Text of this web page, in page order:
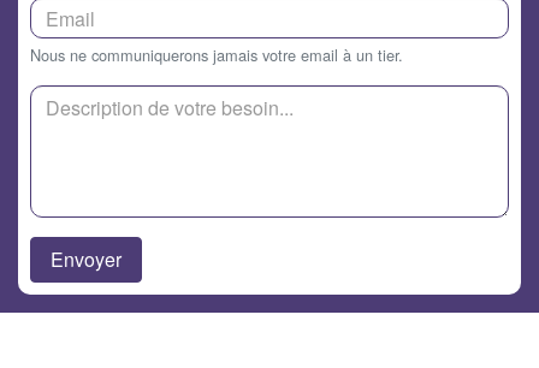
Nous ne communiquerons jamais votre email à un tier.